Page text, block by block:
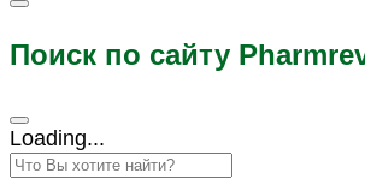
Поиск по сайту
Loading...